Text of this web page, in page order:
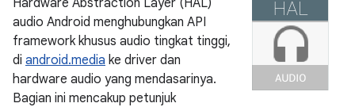
Hardware Abstraction Layer (HAL)
audio Android menghubungkan API
framework khusus audio tingkat tinggi,
di android.media ke driver dan
hardware audio yang mendasarinya.
Bagian ini mencakup petunjuk